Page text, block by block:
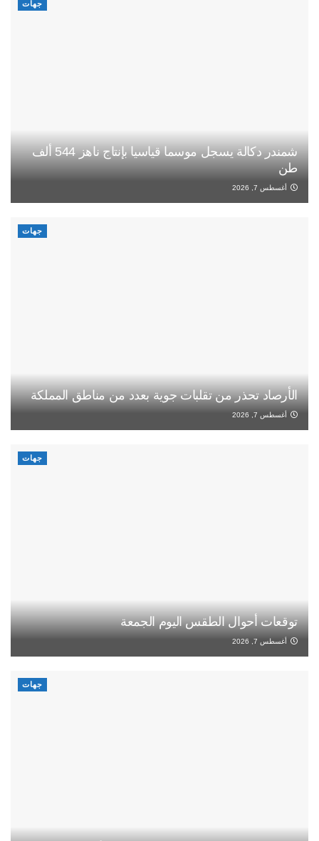
جهات
شمندر دكالة يسجل موسما قياسيا بإنتاج ناهز 544 ألف
طن
أغسطس 7, 2026
جهات
الأرصاد تحذر من تقلبات جوية بعدد من مناطق المملكة
أغسطس 7, 2026
جهات
توقعات أحوال الطقس اليوم الجمعة
أغسطس 7, 2026
جهات